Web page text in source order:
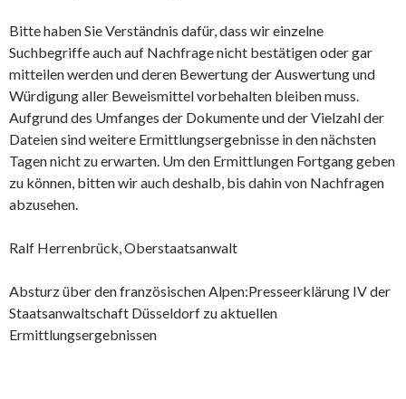
Bitte haben Sie Verständnis dafür, dass wir einzelne
Suchbegriffe auch auf Nachfrage nicht bestätigen oder gar
mitteilen werden und deren Bewertung der Auswertung und
Würdigung aller Beweismittel vorbehalten bleiben muss.
Aufgrund des Umfanges der Dokumente und der Vielzahl der
Dateien sind weitere Ermittlungsergebnisse in den nächsten
Tagen nicht zu erwarten. Um den Ermittlungen Fortgang geben
zu können, bitten wir auch deshalb, bis dahin von Nachfragen
abzusehen.
Ralf Herrenbrück, Oberstaatsanwalt
Absturz über den französischen Alpen:Presseerklärung IV der
Staatsanwaltschaft Düsseldorf zu aktuellen
Ermittlungsergebnissen